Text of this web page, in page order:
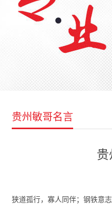
贵州敏哥名言
贵
狭道孤行，寡人同伴；钢铁意